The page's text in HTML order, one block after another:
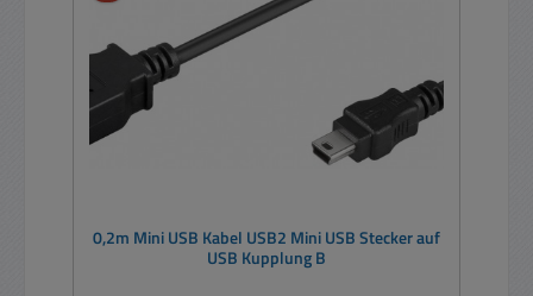
0,2m Mini USB Kabel USB2 Mini USB Stecker auf
USB Kupplung B